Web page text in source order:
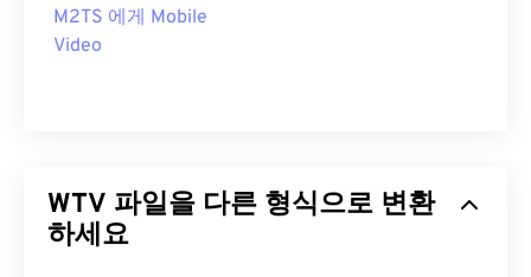
M2TS 에게 Mobile
Video
WTV 파일을 다른 형식으로 변환
하세요